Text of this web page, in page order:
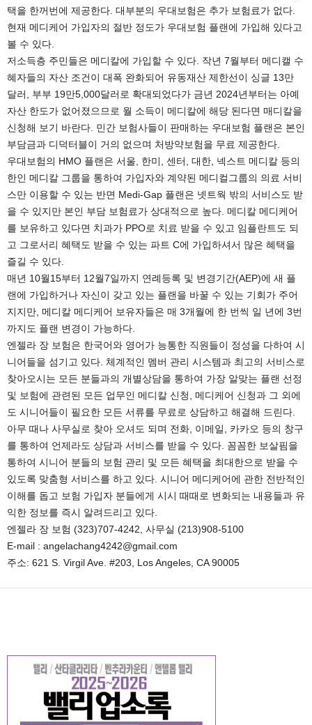
택을 한꺼번에 제공한다. 대부분의 우대보험은 추가 보험료가 없다.
현재 메디케어 가입자의 절반 정도가 우대보험 플랜에 가입해 있다고
볼 수 있다.
저소득층 주민들은 메디칼에 가입할 수 있다. 작년 7월부터 메디캘 수
혜자들의 자산 조건이 대폭 완화되어 유동재산 제한선이 싱글 13만
달러, 부부 19만5,000달러로 확대되었다가 금년 2024년부터는 아예
자산 한도가 없어졌으므로 월 소득이 메디칼에 해당 된다면 매디칼을
신청해 보기 바란다. 민간 보험사들이 판매하는 우대보험 플랜은 본인
부담금과 디덕터블이 거의 없으며 처방약보험을 무료 제공한다.
우대보험의 HMO 플랜은 서울, 한미, 센터, 대한, 넥스트 메디칼 등의
한인 메디칼 그룹을 통하여 가입자와 계약된 메디컬그룹의 의료 서비
스만 이용할 수 있는 반면 Medi-Gap 플랜은 넷트웍 밖의 서비스도 받
을 수 있지만 본인 부담 보험료가 상대적으로 높다. 메디칼 메디케어
를 보유하고 있다면 치과가 PPO로 치료 받을 수 있고 임플란트도 되
고 그로서리 혜택도 받을 수 있는 파트 C에 가입하셔서 많은 혜택을
즐길 수 있다.
매년 10월15부터 12월7일까지 연례등록 및 변경기간(AEP)에 새 플
랜에 가입하거나 자신이 갖고 있는 플랜을 바꿀 수 있는 기회가 주어
지지만, 메디칼 메디케어 보유자들은 매 3개월에 한 번씩 일 년에 3번
까지도 플랜 변경이 가능하다.
엔젤라 장 보험은 한국어와 영어가 능통한 직원들이 정성을 다하여 시
니어들을 섬기고 있다. 체계적인 멤버 관리 시스템과 최고의 서비스로
찾아오시는 모든 분들과의 개별상담을 통하여 가장 알맞는 플랜 선정
및 보험에 관련된 모든 업무인 메디칼 신청, 메디케어 신청과 그 외에
도 시니어들이 필요한 모든 서류를 무료로 상담하고 해결해 드린다.
아무 때나 사무실로 찾아 오셔도 되며 전화, 이메일, 카카오 등의 창구
를 통하여 언제라도 상담과 서비스를 받을 수 있다. 꼼꼼한 보살핌을
통하여 시니어 분들의 보험 관리 및 모든 혜택을 최대한으로 받을 수
있도록 맞춤형 서비스를 하고 있다. 시니어 메디케어에 관한 전반적인
이해를 돕고 보험 가입자 분들에게 시시 때때로 변화되는 내용들과 유
익한 정보를 즉시 알려드리고 있다.
엔젤라 장 보험 (323)707-4242, 사무실 (213)908-5100
E-mail : angelachang4242@gmail.com
주소: 621 S. Virgil Ave. #203, Los Angeles, CA 90005